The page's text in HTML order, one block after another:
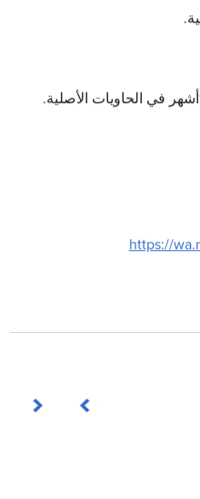
أشهر في الحاويات الأصلية.
https://